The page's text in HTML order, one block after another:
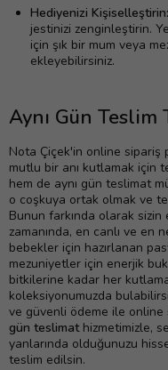
Hediyenizi Kişiselleştirin:
jestinizi zenginleştirin.
için şık bir mum veya
ekleyebilirsiniz.
Aynı Gün
Nota Çiçek'in online sipariş
mutlu bir anı kutlamak için
hem de aynı gün teslimat
o coşkuya ortak olmak ve
Bunun farkında olarak sizin
zamanında, en canlı ve en
bebekler için hazırlanan
mezuniyetler için enerjik
bitkilerine kadar her
koleksiyonumuzda
ve güvenli ödeme ile online
gün teslimathizmetimizle,
yanlarında olduğunuzu
teslim edilsin.